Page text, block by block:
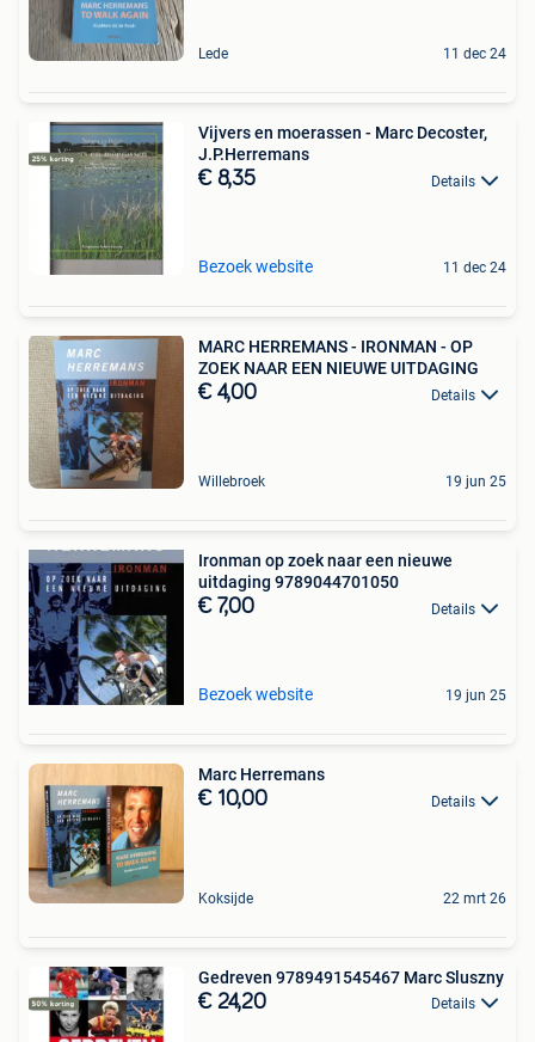
Lede 11 dec 24
Vijvers en moerassen - Marc Decoster,
J.P.Herremans
€ 8,35 Details
Bezoek website 11 dec 24
MARC HERREMANS - IRONMAN - OP
ZOEK NAAR EEN NIEUWE UITDAGING
€ 4,00 Details
Willebroek 19 jun 25
Ironman op zoek naar een nieuwe
uitdaging 9789044701050
€ 7,00 Details
Bezoek website 19 jun 25
Marc Herremans
€ 10,00 Details
Koksijde 22 mrt 26
Gedreven 9789491545467 Marc Sluszny
€ 24,20 Details